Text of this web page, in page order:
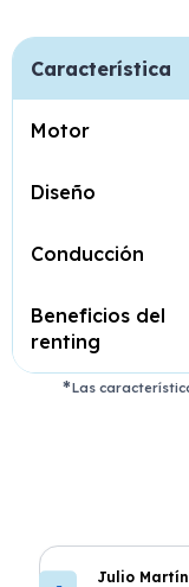
Característica
Motor
Diseño
Conducción
Beneficios del
renting
Las
Julio